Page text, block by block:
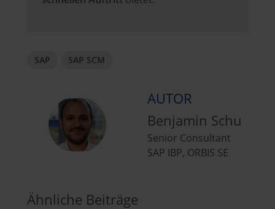
SAP SAP SCM
AUTOR
Benjamin Schu
Senior Consultant
SAP IBP, ORBIS SE
Ähnliche Beiträge